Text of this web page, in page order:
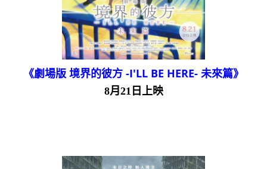
《劇場版 境界的彼方 -I'LL BE HERE- 未來篇》
8月21日上映